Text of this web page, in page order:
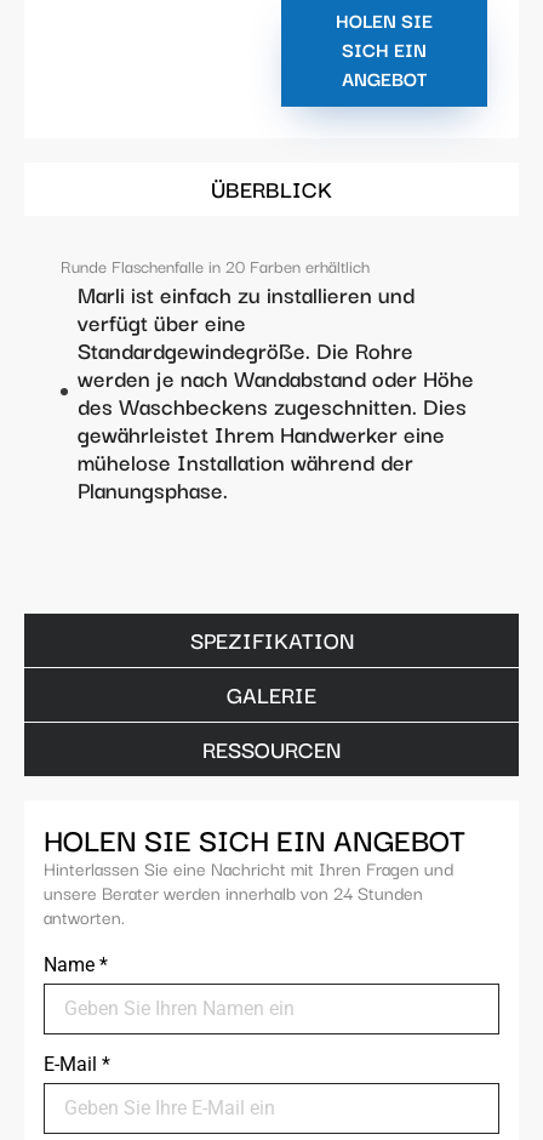
HOLEN SIE
SICH EIN
ANGEBOT
ÜBERBLICK
SPEZIFIKATION
GALERIE
RESSOURCEN
Runde Flaschenfalle in 20 Farben erhältlich
Marli ist einfach zu installieren und
verfügt über eine
Standardgewindegröße. Die Rohre
werden je nach Wandabstand oder Höhe
des Waschbeckens zugeschnitten. Dies
gewährleistet Ihrem Handwerker eine
mühelose Installation während der
Planungsphase.
HOLEN SIE SICH EIN ANGEBOT
Hinterlassen Sie eine Nachricht mit Ihren Fragen und
unsere Berater werden innerhalb von 24 Stunden
antworten.
Name *
E-Mail *